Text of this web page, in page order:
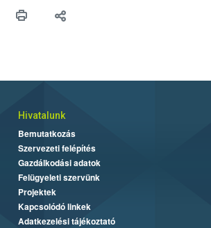
Hivatalunk
Bemutatkozás
Szervezeti felépítés
Gazdálkodási adatok
Felügyeleti szervünk
Projektek
Kapcsolódó linkek
Adatkezelési tájékoztató